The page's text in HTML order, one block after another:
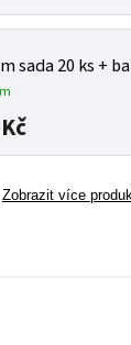
sada 20 ks +
Zobrazit více